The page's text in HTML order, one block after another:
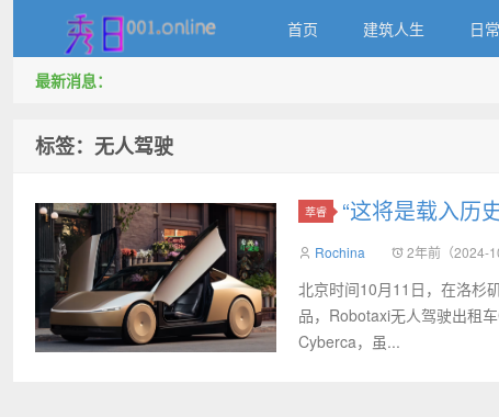
首页 建筑人生 日
最新消息：
标签：无人驾驶
萃睿 “这将是载入历
Rochina 2年前（2024-
北京时间10月11日，在洛杉
品，Robotaxi无人驾驶出租
Cyberca，虽...